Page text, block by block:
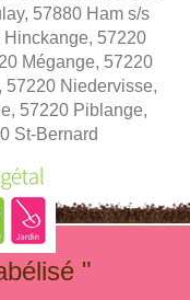
57880 Ham s/s
57220
Mégange, 57220
57220 Niedervisse,
57220 Piblange,
St-Bernard
"